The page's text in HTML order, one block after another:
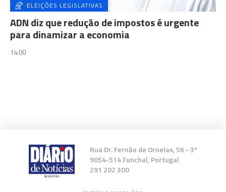
ELEIÇÕES LEGISLATIVAS
ADN diz que redução de impostos é urgente
para dinamizar a economia
14:00
Rua Dr. Fernão de Ornelas, 56 - 3º
9054-514 Funchal, Portugal
291 202 300